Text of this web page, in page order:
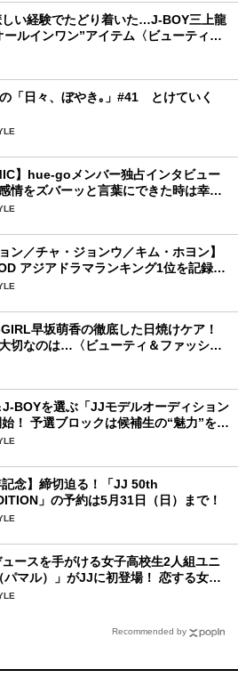
しい経験でたどり着いた…J-BOY三上龍
ールインワン”アイテム〈ビューティ＆
必需品〉
「日々、ぼやき｡」#41 とけていく
】hue-goメンバー独占インタビュー
情をズバーッと言葉にできた時は幸
ン／チャ・ジョンウ／キム・ホヨン】
アジアドラマランキング1位を記録！
密の間柄」出演の3人に来日記念イン
早坂萌香の徹底した日焼けケア！
切なのは…〈ビューティ＆ファッショ
BOYを選ぶ「JJモデルオーディション
！ 予選ブロックは候補生の“魅力”を重
ム」に変わります
記念】締切迫る！「JJ 50th
」の予約は5月31日（日）まで！
ースを手がける女子高校生2人組ユニ
パマル）」がJJに初登場！ 恋する女の
する感情を歌った最新曲「BULL」を
Recommended by